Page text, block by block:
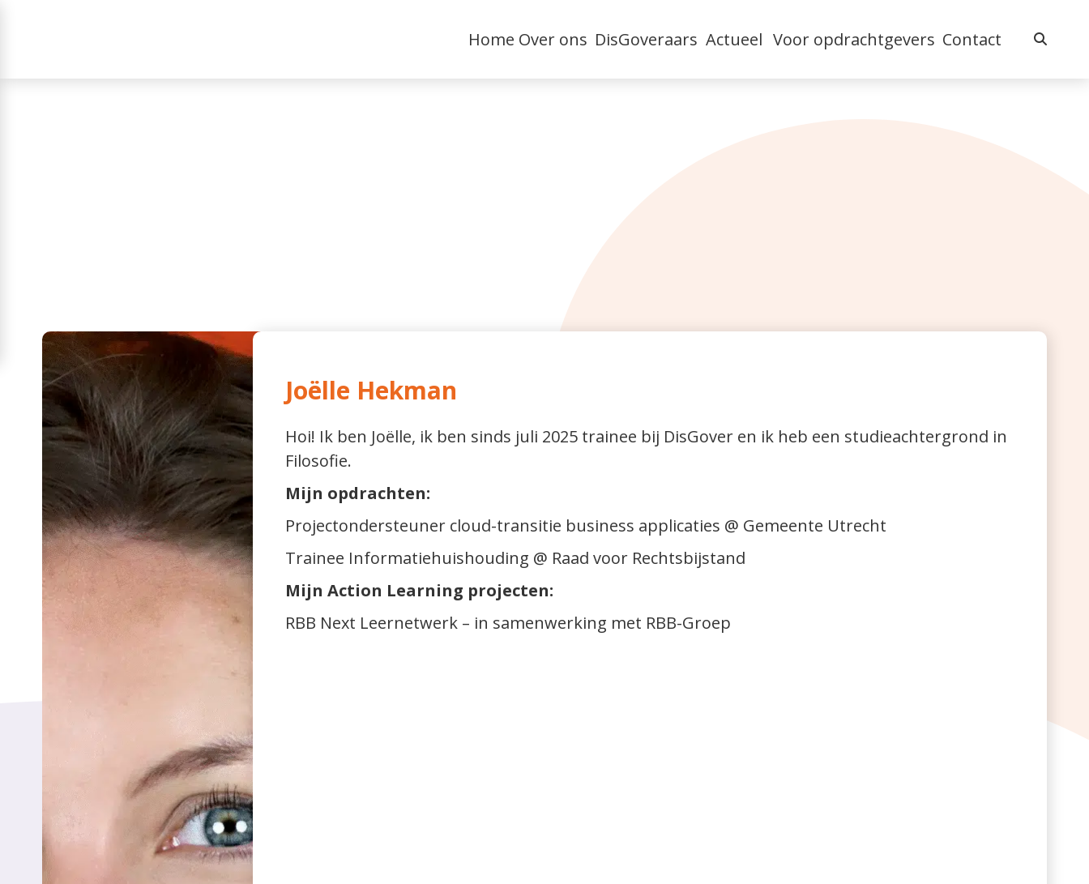
Home Over ons DisGoveraars Actueel Voor opdrachtgevers Contact
Joëlle Hekman
Hoi! Ik ben Joëlle, ik ben sinds juli 2025 trainee bij DisGover en ik heb een studieachtergrond in
Filosofie.
Mijn opdrachten:
Projectondersteuner cloud-transitie business applicaties @ Gemeente Utrecht
Trainee Informatiehuishouding @ Raad voor Rechtsbijstand
Mijn Action Learning projecten:
RBB Next Leernetwerk – in samenwerking met RBB-Groep